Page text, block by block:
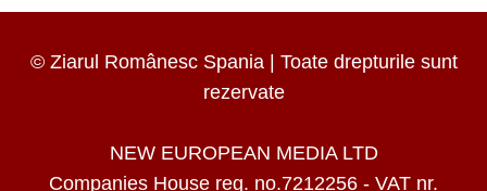
© Ziarul Românesc Spania | Toate drepturile sunt
rezervate
NEW EUROPEAN MEDIA LTD
Companies House reg. no.7212256 - VAT nr.